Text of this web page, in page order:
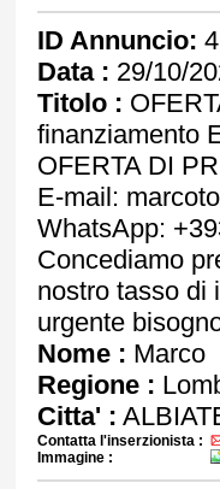
ID Annuncio:
Data : 29/10/
Titolo :
finanziamento
OFERTA DI
E-mail:
WhatsApp:
Concediamo
nostro tasso di
urgente
Nome : Marco
Regione :
Citta' :
Contatta l'inserzionista :
Immagine :